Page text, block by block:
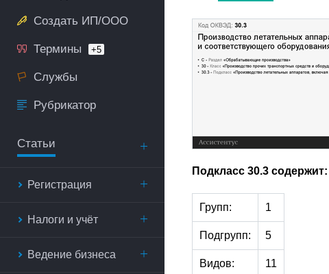
Создать ИП/ООО
Термины +5
Службы
Рубрикатор
Статьи
Регистрация
Налоги и учёт
Ведение бизнеса
Подкласс 30.3 содержит:
Групп: 1
Подгрупп: 5
Видов: 11